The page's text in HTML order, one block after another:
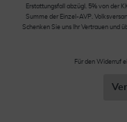
Erstattungsfall abzügl. 5% von der
Summe der Einzel-AVP.
Schenken Sie uns Ihr Vertrauen und
Für den Widerruf